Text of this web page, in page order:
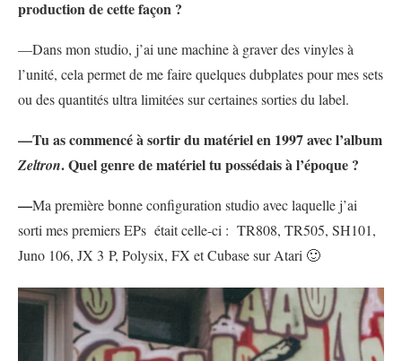
production de cette façon ?
—Dans mon studio, j’ai une machine à graver des vinyles à
l’unité, cela permet de me faire quelques dubplates pour mes sets
ou des quantités ultra limitées sur certaines sorties du label.
—Tu as commencé à sortir du matériel en 1997 avec l’album
Zeltron. Quel genre de matériel tu possédais à l’époque ?
—Ma première bonne configuration studio avec laquelle j’ai
sorti mes premiers EPs était celle-ci : TR808, TR505, SH101,
Juno 106, JX 3 P, Polysix, FX et Cubase sur Atari 🙂